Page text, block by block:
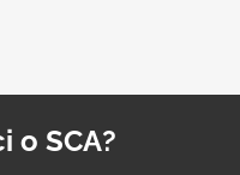
o SCA?